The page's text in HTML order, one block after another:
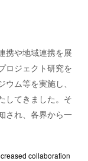
携や地域連携を展
ロジェクト研究を
ム等を実施し、
してきました。そ
され、各界から一
collaboration